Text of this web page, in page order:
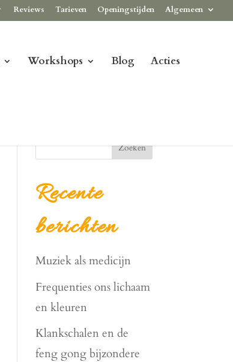
Reviews Tarieven Openingstijden Algemeen
Workshops Blog Acties
Zoeken
Recente
berichten
Muziek als medicijn
Frequenties ons lichaam
en kleuren
Klankschalen en de
feng gong bijzondere